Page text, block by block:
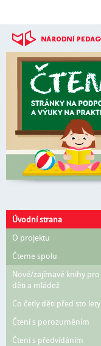
Přejít k hlavnímu obsahu
Úvodní strana
O projektu
Čteme spolu
Nové/zajímavé knihy pro
děti a mládež
Co četly děti před sto lety
Čtení s porozuměním
Čtení s předvídáním